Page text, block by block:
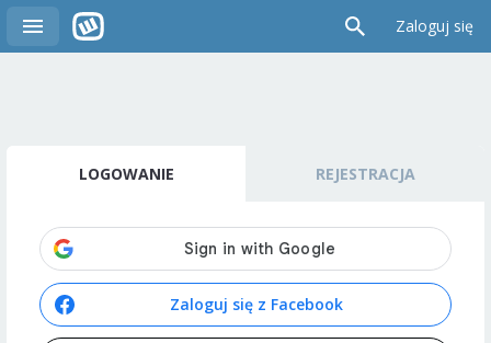
Zaloguj się
LOGOWANIE REJESTRACJA
Zaloguj się z Facebook